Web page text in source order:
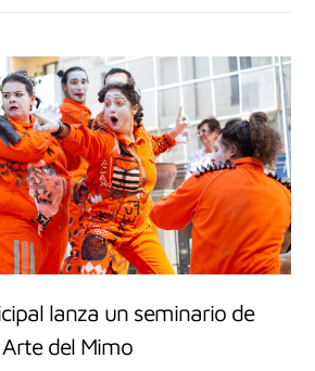
lanza un seminario de
del Mimo